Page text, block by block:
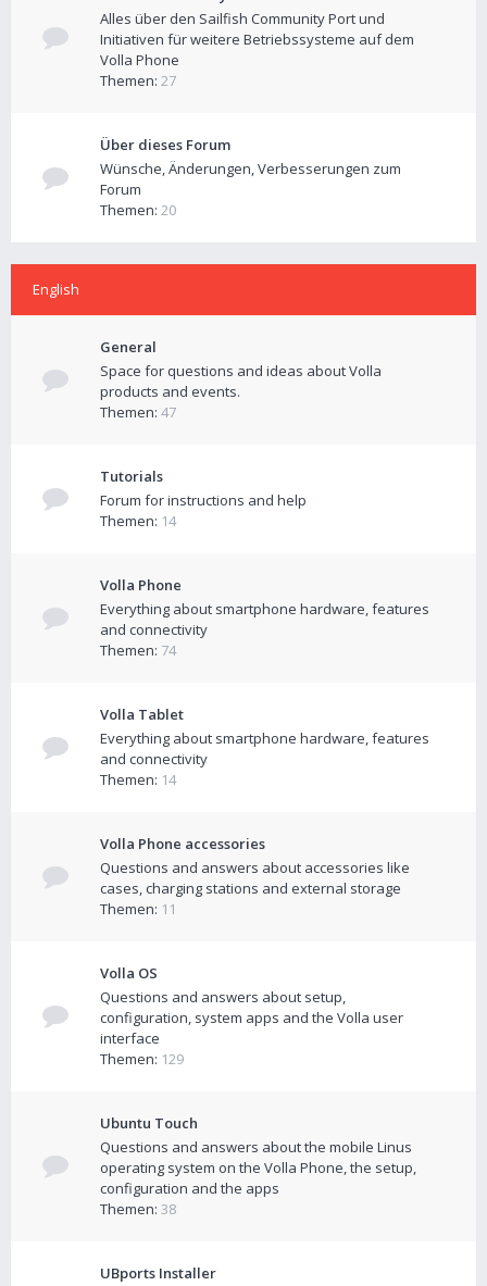
Alles über den Sailfish Community Port und
Initiativen für weitere Betriebssysteme auf dem
Volla Phone
Themen: 27
Über dieses Forum
Wünsche, Änderungen, Verbesserungen zum
Forum
Themen: 20
English
General
Space for questions and ideas about Volla
products and events.
Themen: 47
Tutorials
Forum for instructions and help
Themen: 14
Volla Phone
Everything about smartphone hardware, features
and connectivity
Themen: 74
Volla Tablet
Everything about smartphone hardware, features
and connectivity
Themen: 14
Volla Phone accessories
Questions and answers about accessories like
cases, charging stations and external storage
Themen: 11
Volla OS
Questions and answers about setup,
configuration, system apps and the Volla user
interface
Themen: 129
Ubuntu Touch
Questions and answers about the mobile Linus
operating system on the Volla Phone, the setup,
configuration and the apps
Themen: 38
UBports Installer